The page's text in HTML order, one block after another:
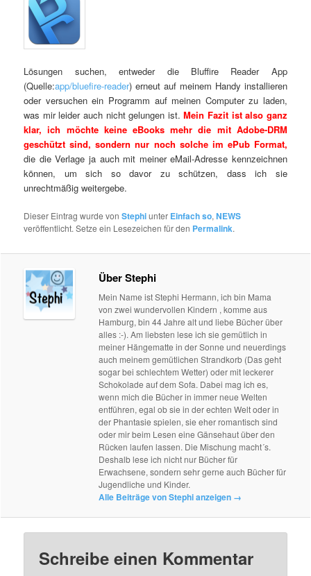
Lösungen suchen, entweder die Bluffire Reader App
(Quelle:app/bluefire-reader) erneut auf meinem Handy installieren
oder versuchen ein Programm auf meinen Computer zu laden,
was mir leider auch nicht gelungen ist.Mein Fazit ist also ganz
klar, ich möchte keine eBooks mehr die mit Adobe-DRM
geschützt sind, sondern nur noch solche im ePub Format,
die die Verlage ja auch mit meiner eMail-Adresse kennzeichnen
können, um sich so davor zu schützen, dass ich sie
unrechtmäßig weitergebe.
Dieser Eintrag wurde vonStephiunter Einfach so,NEWS
veröffentlicht. Setze ein Lesezeichen für den Permalink.
Über Stephi
Mein Name ist Stephi Hermann, ich bin Mama
von zwei wundervollen Kindern , komme aus
Hamburg, bin 44 Jahre alt und liebe Bücher über
alles :-). Am liebsten lese ich sie gemütlich in
meiner Hängematte in der Sonne und neuerdings
auch meinem gemütlichen Strandkorb (Das geht
sogar bei schlechtem Wetter) oder mit leckerer
Schokolade auf dem Sofa. Dabei mag ich es,
wenn mich die Bücher in immer neue Welten
entführen, egal ob sie in der echten Welt oder in
der Phantasie spielen, sie eher romantisch sind
oder mir beim Lesen eine Gänsehaut über den
Rücken laufen lassen. Die Mischung macht´s.
Deshalb lese ich nicht nur Bücher für
Erwachsene, sondern sehr gerne auch Bücher für
Jugendliche und Kinder.
Alle Beiträge von Stephi anzeigen →
Schreibe einen Kommentar